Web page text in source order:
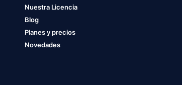
Nuestra Licencia
Blog
Planes y precios
Novedades